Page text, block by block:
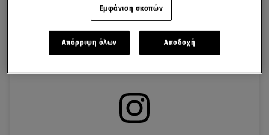
Εμφάνιση σκοπών
Απόρριψη όλων Αποδοχή